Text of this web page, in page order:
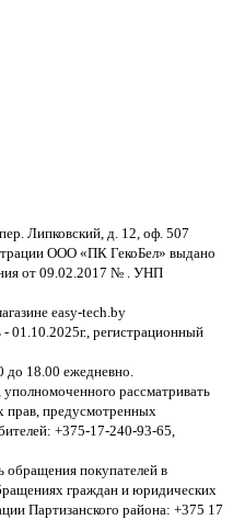
Липковский, д. 12, оф. 507
ООО «ПК ГекоБел» выдано
от 09.02.2017 № . УНП
easy-tech.by
01.10.2025г., регистрационный
до 18.00 ежедневно.
рассматривать
прав, предусмотренных
+375-17-240-93-65,
покупателей в
граждан и юридических
Партизанского района: +375 17